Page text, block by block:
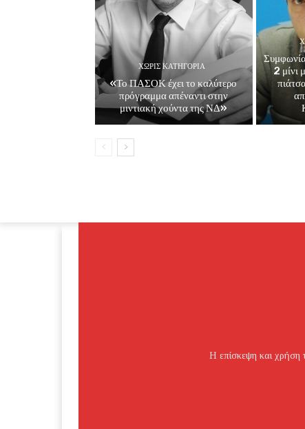
ΧΩΡΊΣ ΚΑΤΗΓΟΡΊΑ
«Το ΠΑΣΟΚ έχει το καλύτερο
πρόγραμμα απέναντι στην
μιντιακή χούντα της ΝΔ»
2 μίνι
Η επίσκεψη και χρήση